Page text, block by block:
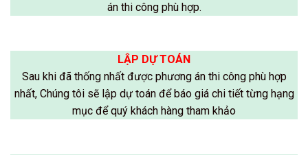
án thi công phù hợp.
LẬP DỰ TOÁN
Sau khi đã thống nhất được phương án thi công phù hợp
nhất, Chúng tôi sẽ lập dự toán để báo giá chi tiết từng hạng
mục để quý khách hàng tham khảo